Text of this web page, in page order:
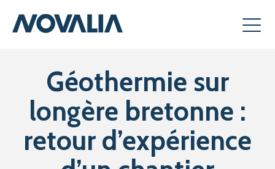
Géothermie sur
longère bretonne :
retour d’expérience